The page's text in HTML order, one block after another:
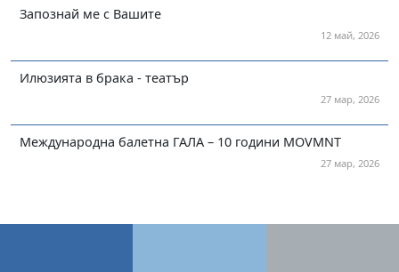
Запознай ме с Вашите
12 май, 2026
Илюзията в брака - театър
27 мар, 2026
Международна балетна ГАЛА – 10 години MOVMNT
27 мар, 2026